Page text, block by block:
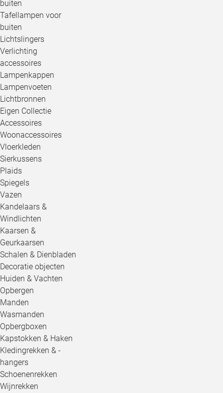
buiten
Tafellampen voor
buiten
Lichtslingers
Verlichting
accessoires
Lampenkappen
Lampenvoeten
Lichtbronnen
Eigen Collectie
Accessoires
Woonaccessoires
Vloerkleden
Sierkussens
Plaids
Spiegels
Vazen
Kandelaars &
Windlichten
Kaarsen &
Geurkaarsen
Schalen & Dienbladen
Decoratie objecten
Huiden & Vachten
Opbergen
Manden
Wasmanden
Opbergboxen
Kapstokken & Haken
Kledingrekken & -
hangers
Schoenenrekken
Wijnrekken